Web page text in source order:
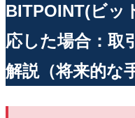
BITPOINT(ビッ
応した場合：取
解説（将来的な